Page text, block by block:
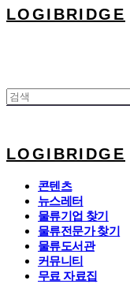
LOGIBRIDGE
LOGIBRIDGE
콘텐츠
뉴스레터
물류기업 찾기
물류전문가 찾기
물류도서관
커뮤니티
무료 자료집